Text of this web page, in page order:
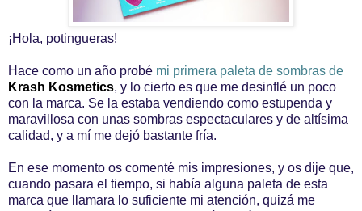
¡Hola, potingueras!
Hace como un año probé mi primera paleta de sombras de
Krash Kosmetics, y lo cierto es que me desinflé un poco
con la marca. Se la estaba vendiendo como estupenda y
maravillosa con unas sombras espectaculares y de altísima
calidad, y a mí me dejó bastante fría.
En ese momento os comenté mis impresiones, y os dije que,
cuando pasara el tiempo, si había alguna paleta de esta
marca que llamara lo suficiente mi atención, quizá me